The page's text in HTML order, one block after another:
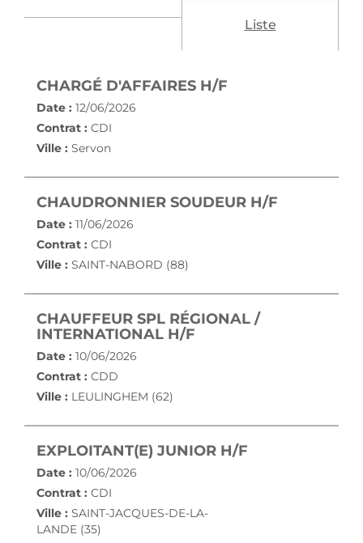
Liste
CHARGÉ D'AFFAIRES H/F
Date : 12/06/2026
Contrat : CDI
Ville : Servon
CHAUDRONNIER SOUDEUR H/F
Date : 11/06/2026
Contrat : CDI
Ville : SAINT-NABORD (88)
CHAUFFEUR SPL RÉGIONAL /
INTERNATIONAL H/F
Date : 10/06/2026
Contrat : CDD
Ville : LEULINGHEM (62)
EXPLOITANT(E) JUNIOR H/F
Date : 10/06/2026
Contrat : CDI
Ville : SAINT-JACQUES-DE-LA-
LANDE (35)